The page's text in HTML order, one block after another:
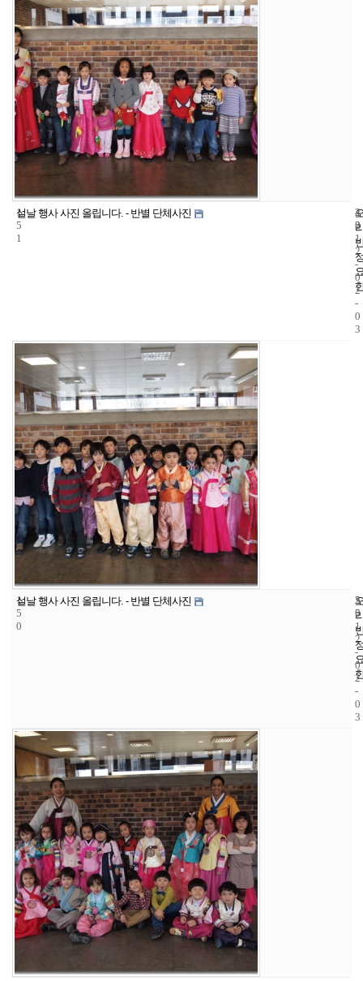
1
5
1
설날 행사 사진 올립니다. - 반별 단체사진
4
2
2
0
1
2
-
0
2
-
0
3
1
5
0
설날 행사 사진 올립니다. - 반별 단체사진
5
5
2
0
1
2
-
0
2
-
0
3